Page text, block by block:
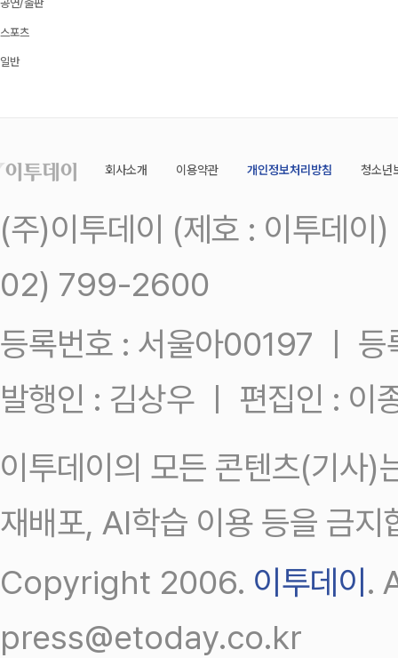
공연/출판
스포츠
일반
회사소개 이용약관 개인정보처리방침 청소년
(주)이투데이 (제호 : 이투데
02) 799-2600
등록번호 : 서울아00197 ㅣ
발행인 : 김상우 ㅣ 편집인 : 이
이투데이의 모든 콘텐츠(기사)
재배포, AI학습 이용 등을 금지
Copyright 2006. 이투데이.
press@etoday.co.kr